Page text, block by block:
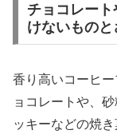
チョコレー
けないもの
香り高いコーヒ
ョコレートや、
ッキーなどの焼